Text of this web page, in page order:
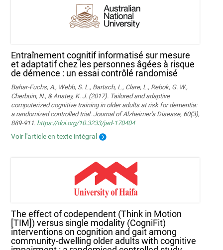
Entraînement cognitif informatisé sur mesure
et adaptatif chez les personnes âgées à risque
de démence : un essai contrôlé randomisé
Bahar-Fuchs, A., Webb, S. L., Bartsch, L., Clare, L., Rebok, G. W.,
Cherbuin, N., & Anstey, K. J. (2017). Tailored and adaptive
computerized cognitive training in older adults at risk for dementia:
a randomized controlled trial. Journal of Alzheimer’s Disease, 60(3),
889-911. https://doi.org/10.3233/jad-170404
Voir l'article en texte intégral
The effect of codependent (Think in Motion
[TIM]) versus single modality (CogniFit)
interventions on cognition and gait among
community-dwelling older adults with cognitive